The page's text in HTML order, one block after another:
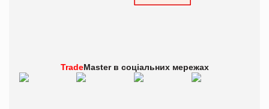
TradeMaster в соціальних мережах